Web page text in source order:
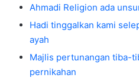
Ahmadi Religion ada
Hadi tinggalkan kami
ayah
Majlis pertunangan tiba-
pernikahan